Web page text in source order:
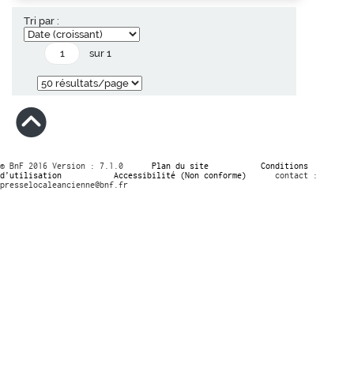
Tri par :
sur 1
© BnF 2016 Version : 7.1.0 Plan du site
Conditions
d’utilisation
Accessibilité (Non conforme)
contact :
presselocaleancienne@bnf.fr